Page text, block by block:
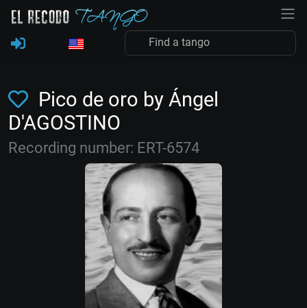
Pico de oro by Ángel
D'AGOSTINO
Recording number: ERT-6574